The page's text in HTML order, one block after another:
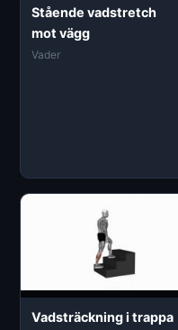
Stående vadstretch
mot vägg
Vader
Vadsträckning i trappa